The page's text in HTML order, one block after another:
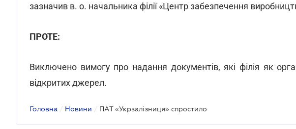
зазначив в. о. начальника філії «Центр забезпечення
ПРОТЕ:
Виключено вимогу про надання документів, які філія як
відкритих джерел.
Головна / Новини / ПАТ «Укрзалізниця» спростило